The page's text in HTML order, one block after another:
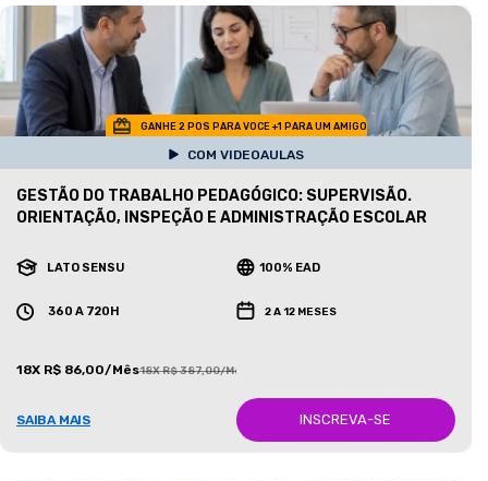
GANHE 2 POS PARA VOCE +1 PARA UM AMIGO
COM VIDEOAULAS
GESTÃO DO TRABALHO PEDAGÓGICO: SUPERVISÃO.
ORIENTAÇÃO, INSPEÇÃO E ADMINISTRAÇÃO ESCOLAR
LATO SENSU 100% EAD
360 A 720H 2 A 12 MESES
18X R$ 86,00/Mês18X R$ 387,00/Mês
SAIBA MAIS INSCREVA-SE